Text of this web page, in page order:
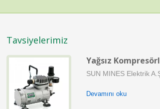
Tavsiyelerimiz
Yağsız
SUN MINES Elektrik
Devamını oku